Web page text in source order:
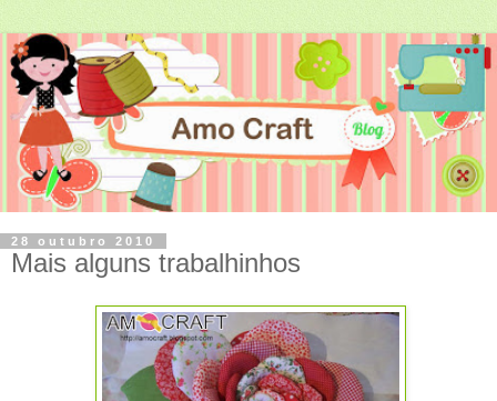
28 outubro 2010
Mais alguns trabalhinhos